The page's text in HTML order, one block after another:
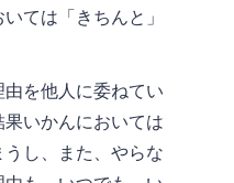
ては「きちんと」
を他人に委ねてい
いかんにおいては
し、また、やらな